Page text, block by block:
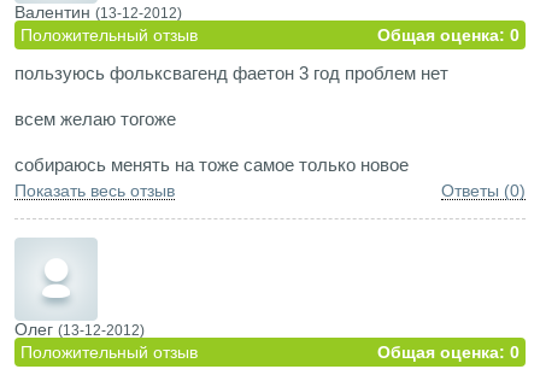
Валентин (13-12-2012)
Положительный отзыв Общая оценка: 0
пользуюсь фольксвагенд фаетон 3 год проблем нет
всем желаю тогоже
собираюсь менять на тоже самое только новое
Показать весь отзыв Ответы (0)
Олег (13-12-2012)
Положительный отзыв Общая оценка: 0